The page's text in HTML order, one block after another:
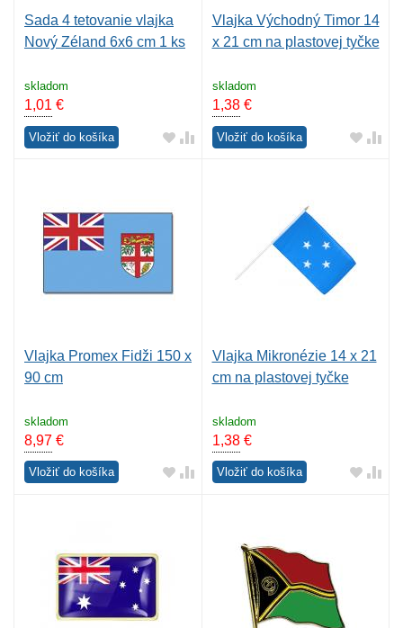
Sada 4 tetovanie vlajka
Nový Zéland 6x6 cm 1 ks
skladom
1,01 €
Vložiť do košíka
Vlajka Východný Timor 14
x 21 cm na plastovej tyčke
skladom
1,38€
Vložiť do košíka
Vlajka Promex Fidži 150 x
90 cm
skladom
8,97 €
Vložiť do košíka
Vlajka Mikronézie 14 x 21
cm na plastovej tyčke
skladom
1,38€
Vložiť do košíka